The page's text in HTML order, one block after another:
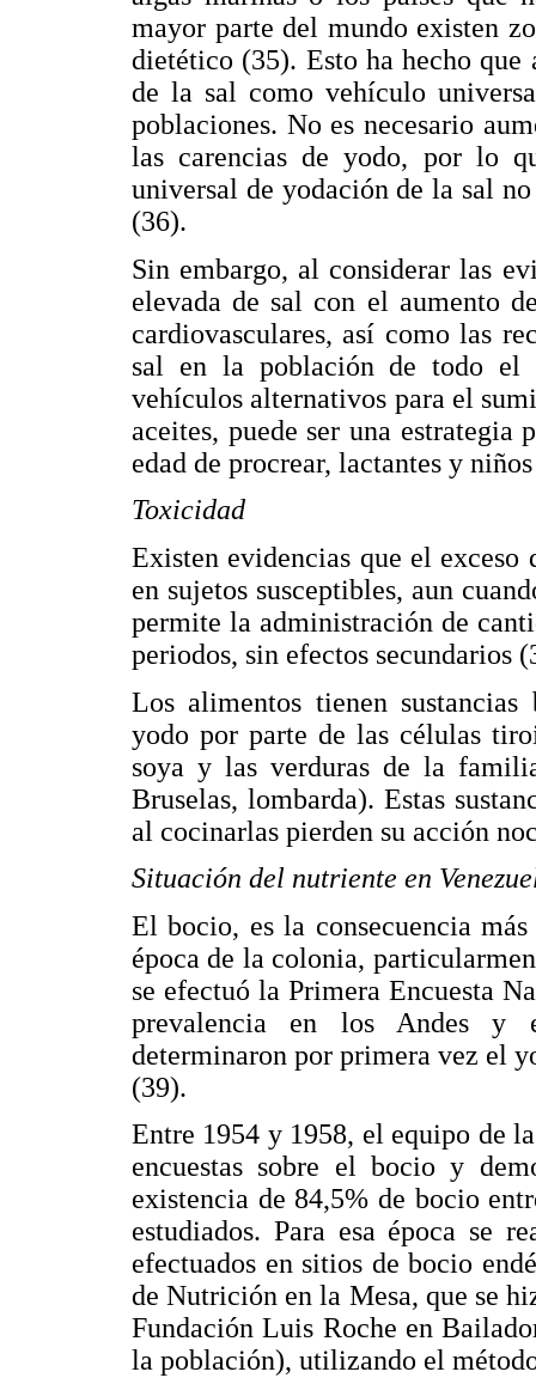
mayor parte del mundo existen
dietético (35). Esto ha hecho
de la sal como vehículo
poblaciones. No es necesario
las carencias de yodo, por lo
universal de yodación de la sal
(36).
Sin embargo, al considerar las
elevada de sal con el aumento
cardiovasculares, así como las
sal en la población de todo el
vehículos alternativos para el
aceites, puede ser una estrategia
edad de procrear, lactantes y
Toxicidad
Existen evidencias que el exceso
en sujetos susceptibles, aun
permite la administración de
periodos, sin efectos secundarios
Los alimentos tienen
yodo por parte de las células
soya y las verduras de la
Bruselas, lombarda). Estas
al cocinarlas pierden su acción
Situación del nutriente en
El bocio, es la consecuencia
época de la colonia,
se efectuó la Primera Encuesta
prevalencia en los Andes y
determinaron por primera vez el
(39).
Entre 1954 y 1958, el equipo de
encuestas sobre el bocio y
existencia de 84,5% de bocio
estudiados. Para esa época se
efectuados en sitios de bocio
de Nutrición en la Mesa, que se
Fundación Luis Roche en
la población), utilizando el